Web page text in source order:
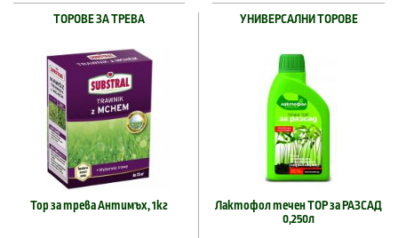
ТОРОВЕ ЗА ТРЕВА
Тор за трева Антимъх, 1кг
УНИВЕРСАЛНИ ТОРОВЕ
Лактофол течен ТОР за РАЗСАД
0,250л